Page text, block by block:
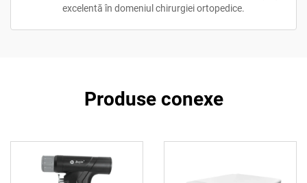
excelentă în domeniul chirurgiei ortopedice.
Produse conexe